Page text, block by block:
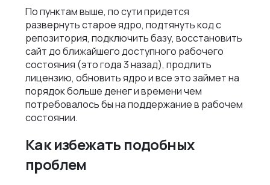
По пунктам выше, по сути придется
развернуть старое ядро, подтянуть код с
репозитория, подключить базу, восстановить
сайт до ближайшего доступного рабочего
состояния (это года 3 назад), продлить
лицензию, обновить ядро и все это займет на
порядок больше денег и времени чем
потребовалось бы на поддержание в рабочем
состоянии.
Как избежать подобных
проблем